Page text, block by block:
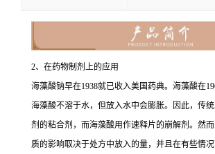
2、在药物制剂上的应用
海藻酸钠早在1938就已收入美国药典。海藻酸在
海藻酸不溶于水，但放入水中会膨胀。因此，传
剂的粘合剂，而海藻酸用作速释片的崩解剂。然
质的影响取决于处方中放入的量，并且在有些情